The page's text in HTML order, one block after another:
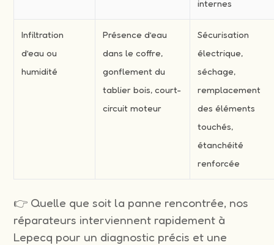
internes
Infiltration
d’eau ou
humidité
Présence d’eau
dans le coffre,
gonflement du
tablier bois, court-
circuit moteur
Sécurisation
électrique,
séchage,
remplacement
des éléments
touchés,
étanchéité
renforcée
👉 Quelle que soit la panne rencontrée, nos
réparateurs interviennent rapidement à
Lepecq pour un diagnostic précis et une